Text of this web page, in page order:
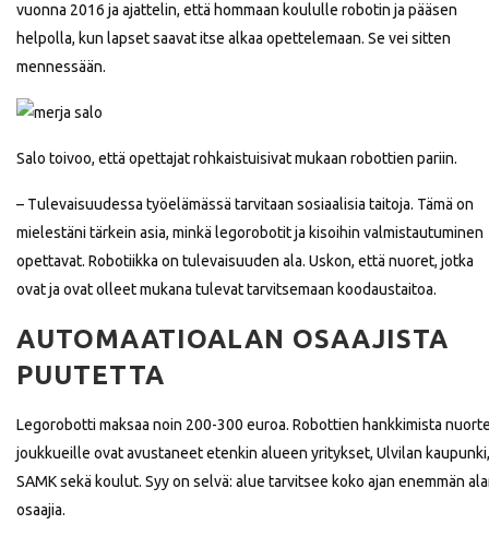
vuonna 2016 ja ajattelin, että hommaan koululle robotin ja pääsen
helpolla, kun lapset saavat itse alkaa opettelemaan. Se vei sitten
mennessään.
Salo toivoo, että opettajat rohkaistuisivat mukaan robottien pariin.
– Tulevaisuudessa työelämässä tarvitaan sosiaalisia taitoja. Tämä on
mielestäni tärkein asia, minkä legorobotit ja kisoihin valmistautuminen
opettavat. Robotiikka on tulevaisuuden ala. Uskon, että nuoret, jotka
ovat ja ovat olleet mukana tulevat tarvitsemaan koodaustaitoa.
AUTOMAATIOALAN OSAAJISTA
PUUTETTA
Legorobotti maksaa noin 200-300 euroa. Robottien hankkimista
joukkueille ovat avustaneet etenkin alueen yritykset, Ulvilan kaupunki,
SAMK sekä koulut. Syy on selvä: alue tarvitsee koko ajan enemmän
osaajia.